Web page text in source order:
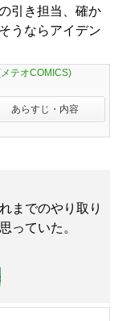
引き担当、確か
うならアイデン
テオCOMICS)
あらすじ・内容
までのやり取り
っていた。